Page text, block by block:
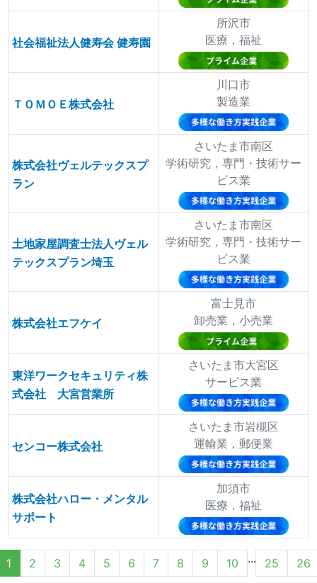
社会福祉法人健寿会 健寿園
所沢市
医療，福祉
ＴＯＭＯＥ株式会社
川口市
製造業
株式会社ヴェルテックスプ
ラン
さいたま市南区
学術研究，専門・技術サー
ビス業
土地家屋調査士法人ヴェル
テックスプラン埼玉
さいたま市南区
学術研究，専門・技術サー
ビス業
株式会社エフケイ
富士見市
卸売業，小売業
東洋ワークセキュリティ株
式会社 大宮営業所
さいたま市大宮区
サービス業
センコー株式会社
さいたま市岩槻区
運輸業，郵便業
株式会社ハロー・メンタル
サポート
加須市
医療，福祉
1 2 3 4 5 6 7 8 9 10 ... 25 26